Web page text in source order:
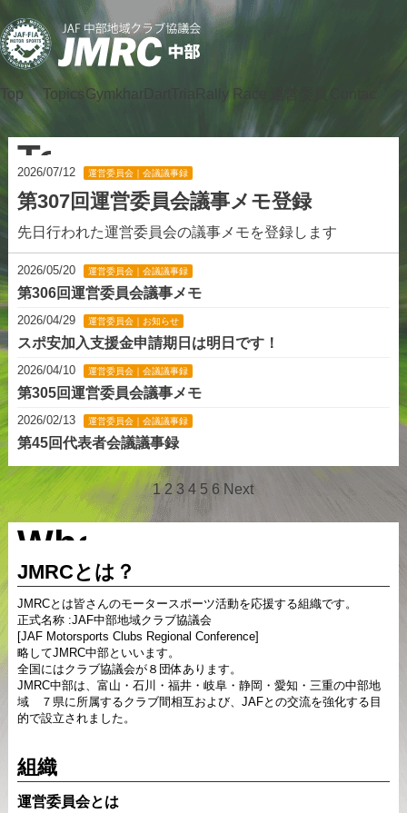
Top TopicsGymkhana DartTrial Rally Race
Topics
2026/07/12 運営委員会｜会議議事録
第307回運営委員会議事メモ登録
先日行われた運営委員会の議事メモを登録します
2026/05/20 運営委員会｜会議議事録
第306回運営委員会議事メモ
2026/04/29 運営委員会｜お知らせ
スポ安加入支援金申請期日は明日です！
2026/04/10 運営委員会｜会議議事録
第305回運営委員会議事メモ
2026/02/13 運営委員会｜会議議事録
第45回代表者会議議事録
1 2 3 4 5 6 Next
Whats
JMRC
JMRCとは？
JMRCとは皆さんのモータースポーツ活動を応援する組織です。
正式名称 :JAF中部地域クラブ協議会
[JAF Motorsports Clubs Regional Conference]
略してJMRC中部といいます。
全国にはクラブ協議会が８団体あります。
JMRC中部は、富山・石川・福井・岐阜・静岡・愛知・三重の中部地
域 ７県に所属するクラブ間相互および、JAFとの交流を強化する目
的で設立されました。
組織
運営委員会とは